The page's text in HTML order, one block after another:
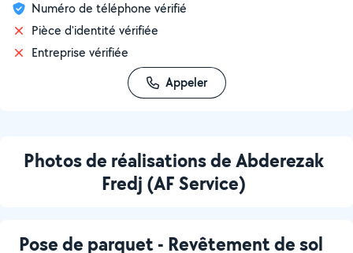
Numéro de téléphone vérifié
Pièce d'identité vérifiée
Entreprise vérifiée
Appeler
Photos de réalisations de Abderezak
Fredj (AF Service)
Pose de parquet - Revêtement de sol